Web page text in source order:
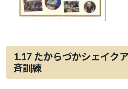
1.17 たからづかシェイク
斉訓練